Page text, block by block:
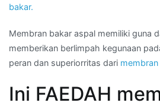
bakar.
Membran bakar aspal memiliki guna
memberikan berlimpah kegunaan
peran dan superiorritas dari
Ini FAEDAH